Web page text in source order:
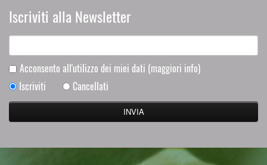
Iscriviti alla Newsletter
Acconsento all'utilizzo dei miei dati (maggiori info)
Iscriviti
Cancellati